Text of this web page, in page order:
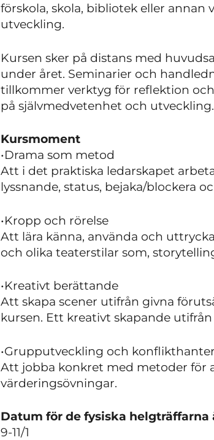
förskola, skola, bibliotek eller
utveckling.
Kursen sker på distans med
under året. Seminarier och
tillkommer verktyg för reflektion
på självmedvetenhet och utveckling.
Kursmoment
•Drama som metod
Att i det praktiska ledarskapet
lyssnande, status, bejaka/blockera
•Kropp och rörelse
Att lära känna, använda och
och olika teaterstilar som,
•Kreativt berättande
Att skapa scener utifrån givna
kursen. Ett kreativt skapande
•Grupputveckling och
Att jobba konkret med metoder för
värderingsövningar.
Datum för de fysiska helgträffarna
9-11/1